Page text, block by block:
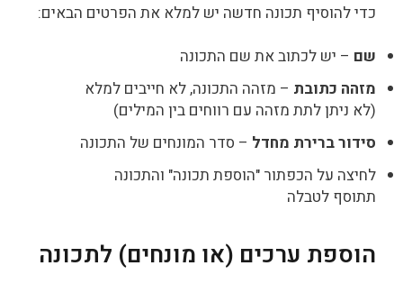
כדי להוסיף תכונה חדשה יש למלא את הפרטים הבאים:
שם – יש לכתוב את שם התכונה
מזהה כתובת – מזהה התכונה, לא חייבים למלא
(לא ניתן לתת מזהה עם רווחים בין המילים)
סידור ברירת מחדל – סדר המונחים של התכונה
לחיצה על הכפתור "הוספת תכונה" והתכונה
תתוסף לטבלה
הוספת ערכים (או מונחים) לתכונה